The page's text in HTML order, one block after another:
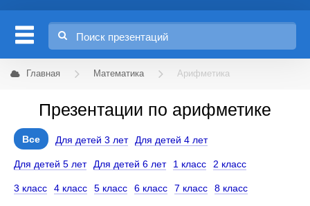
Главная Математика Арифметика
Презентации по арифметике
Все Для детей 3 лет Для детей 4 лет
Для детей 5 лет Для детей 6 лет 1 класс 2 класс
3 класс 4 класс 5 класс 6 класс 7 класс 8 класс